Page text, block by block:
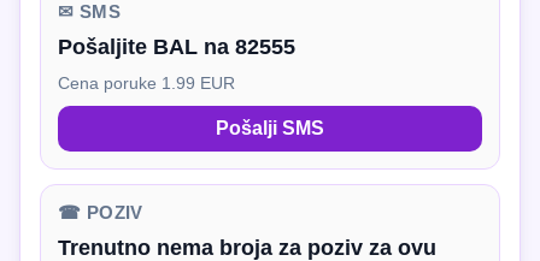
✉ SMS
Pošaljite BAL na 82555
Cena poruke 1.99 EUR
Pošalji SMS
☎ POZIV
Trenutno nema broja za poziv za ovu